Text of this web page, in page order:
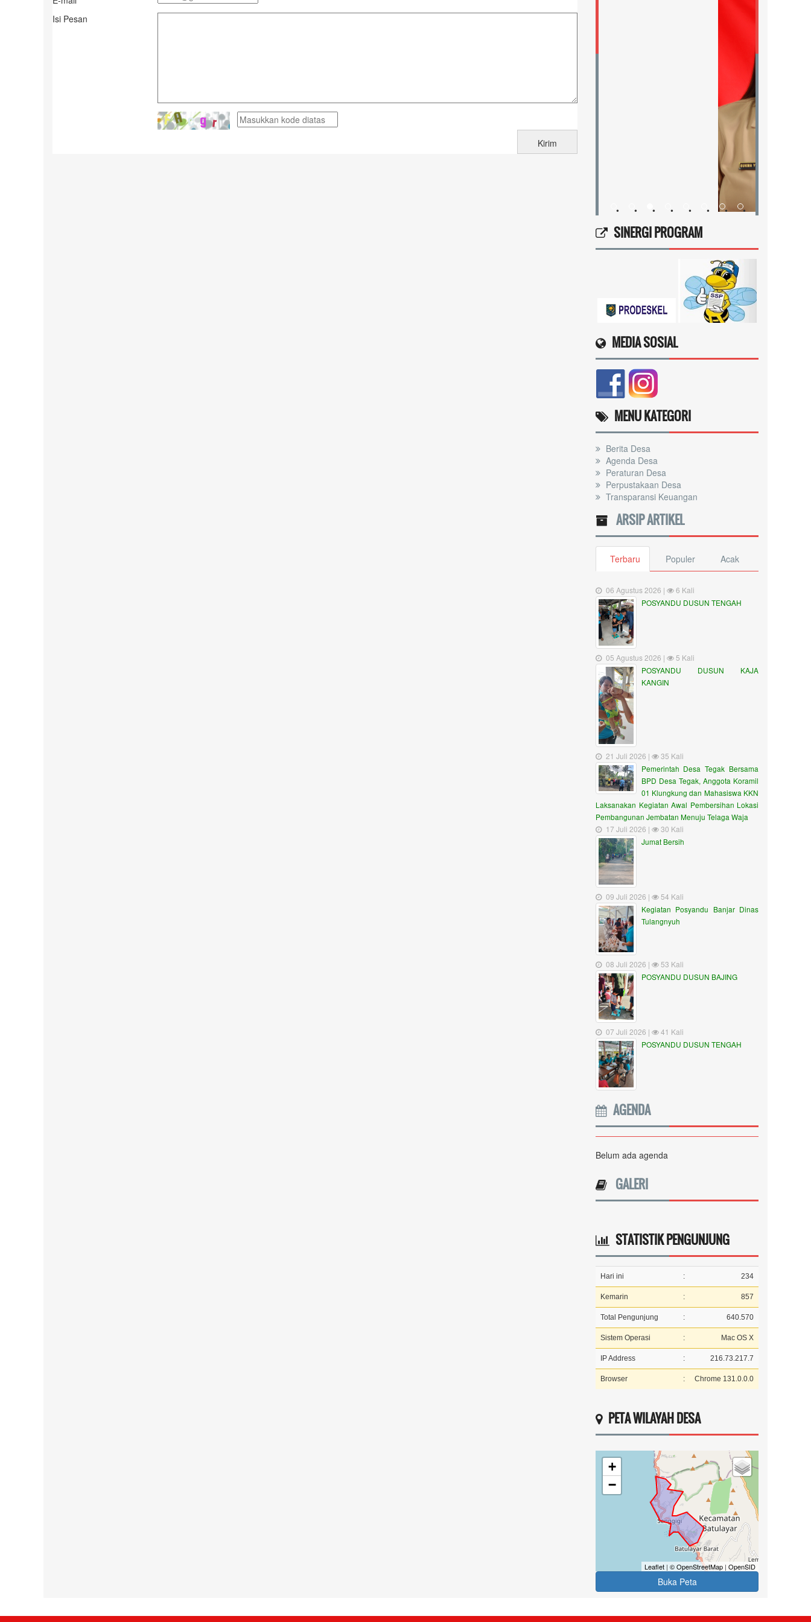
Isi Pesan
• • • • • • •
•
SINERGI PROGRAM
MEDIA SOSIAL
MENU KATEGORI
Berita Desa
Agenda Desa
Peraturan Desa
Perpustakaan Desa
Transparansi Keuangan
ARSIP ARTIKEL
Terbaru Populer Acak
06 Agustus 2026 |
6 Kali
POSYANDU DUSUN TENGAH
05 Agustus 2026 |
5 Kali
POSYANDU DUSUN KAJA
KANGIN
21 Juli 2026 |
35 Kali
Pemerintah Desa Tegak Bersama
BPD Desa Tegak, Anggota Koramil
01 Klungkung dan Mahasiswa KKN
Laksanakan Kegiatan Awal Pembersihan Lokasi
Pembangunan Jembatan Menuju Telaga Waja
17 Juli 2026 |
30 Kali
Jumat Bersih
09 Juli 2026 |
54 Kali
Kegiatan Posyandu Banjar Dinas
Tulangnyuh
08 Juli 2026 |
53 Kali
POSYANDU DUSUN BAJING
07 Juli 2026 |
41 Kali
POSYANDU DUSUN TENGAH
AGENDA
Belum ada agenda
GALERI
STATISTIK PENGUNJUNG
Hari ini : 234
Kemarin : 857
Total Pengunjung : 640.570
Sistem Operasi : Mac OS X
IP Address : 216.73.217.7
Browser : Chrome 131.0.0.0
PETA WILAYAH DESA
+
−
Leaflet | © OpenStreetMap | OpenSID
Buka Peta